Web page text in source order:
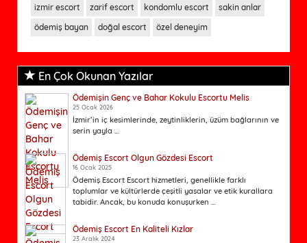
izmir escort
zarif escort kondomlu escort
sakin anlar
ödemiş bayan
doğal escort özel deneyim
En Çok Okunan Yazılar
Ödemişin Genç ve Bahar Kokulu Escortu Melis
25 Ocak 2026
İzmir’in iç kesimlerinde, zeytinliklerin, üzüm bağlarının ve
serin yayla ...
Ödemiş Escort Olgun Gözdesi Escort
16 Ocak 2025
Ödemiş Escort Escort hizmetleri, genellikle farklı
toplumlar ve kültürlerde çeşitli yasalar ve etik kurallara
tabidir. Ancak, bu konuda konuşurken ...
Ödemiş Escort En Kaliteli Kızlar
23 Aralık 2024